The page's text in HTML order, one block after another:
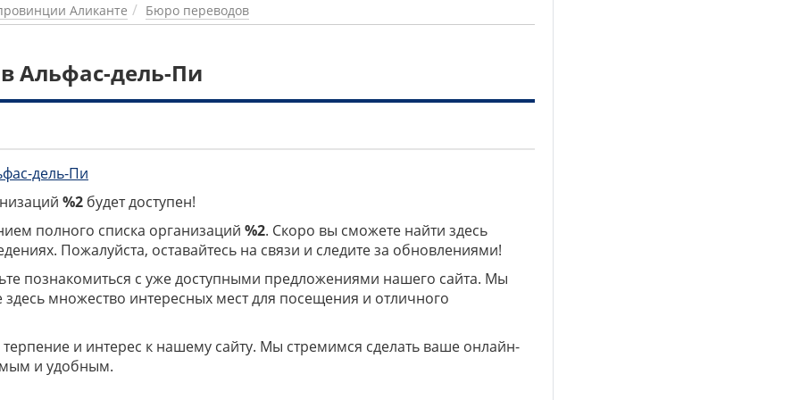
Аликанте Бюро переводов
Альфас-дель-Пи
дель-Пи
%2 будет доступен!
полного списка организаций %2. Скоро вы сможете найти здесь
Пожалуйста, оставайтесь на связи и следите за обновлениями!
познакомиться с уже доступными предложениями нашего сайта. Мы
множество интересных мест для посещения и отличного
и интерес к нашему сайту. Мы стремимся сделать ваше онлайн-
и удобным.